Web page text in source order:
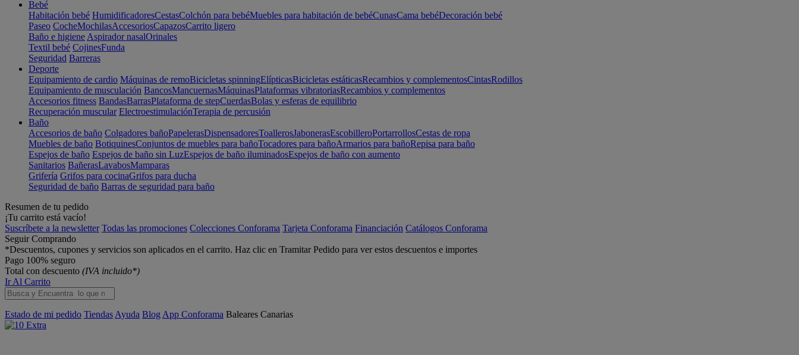
Bebé
Habitación bebé HumidificadoresCestasColchón para bebéMuebles para habitación de bebéCunasCama bebéDecoración bebé
Paseo CocheMochilasAccesoriosCapazosCarrito ligero
Baño e higiene Aspirador nasalOrinales
Textil bebé CojinesFunda
Seguridad Barreras
Deporte
Equipamiento de cardio Máquinas de remoBicicletas spinningElípticasBicicletas estáticasRecambios y complementosCintasRodillos
Equipamiento de musculación BancosMancuernasMáquinasPlataformas vibratoriasRecambios y complementos
Accesorios fitness BandasBarrasPlataforma de stepCuerdasBolas y esferas de equilibrio
Recuperación muscular ElectroestimulaciónTerapia de percusión
Baño
Accesorios de baño Colgadores bañoPapelerasDispensadoresToallerosJabonerasEscobilleroPortarrollosCestas de ropa
Muebles de baño BotiquinesConjuntos de muebles para bañoTocadores para bañoArmarios para bañoRepisa para baño
Espejos de baño Espejos de baño sin LuzEspejos de baño iluminadosEspejos de baño con aumento
Sanitarios BañerasLavabosMamparas
Grifería Grifos para cocinaGrifos para ducha
Seguridad de baño Barras de seguridad para baño
Resumen de tu pedido
¡Tu carrito está vacío!
Suscríbete a la newsletter Todas las promociones Colecciones Conforama Tarjeta Conforama Financiación Catálogos Conforama
Seguir Comprando
*Descuentos, cupones y servicios son aplicados en el carrito. Haz clic en Tramitar Pedido para ver estos descuentos e importes
Pago 100% seguro
Total con descuento (IVA incluido*)
Ir Al Carrito
Estado de mi pedido Tiendas Ayuda Blog App Conforama Baleares Canarias